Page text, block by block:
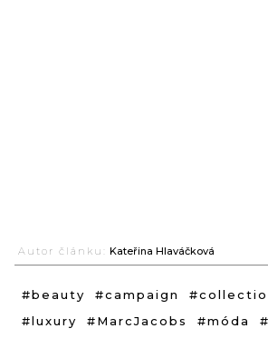
Autor článku: Kateřina Hlaváčková
#beauty #campaign
#luxury
#MarcJacobs #móda